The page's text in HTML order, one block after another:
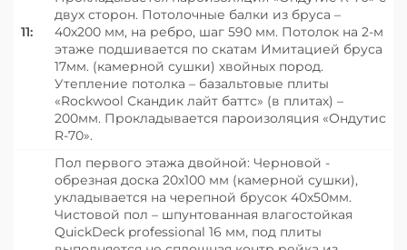
11:
двух сторон. Потолочные балки из бруса –
40х200 мм, на ребро, шаг 590 мм. Потолок на 2-м
этаже подшивается по скатам Имитацией бруса
17мм. (камерной сушки) хвойных пород.
Утепление потолка – базальтовые плиты
«Roсkwool Скандик лайт баттс» (в плитах) –
200мм. Прокладывается пароизоляция «Ондутис
R-70».
Пол первого этажа двойной: Черновой -
обрезная доска 20х100 мм (камерной сушки),
укладывается на черепной брусок 40х50мм.
Чистовой пол – шпунтованная влагостойкая
QuickDeck professional 16 мм, под плиты